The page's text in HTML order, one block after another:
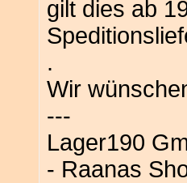
gilt dies ab
.
Wir
---
Lager190
- Raanas